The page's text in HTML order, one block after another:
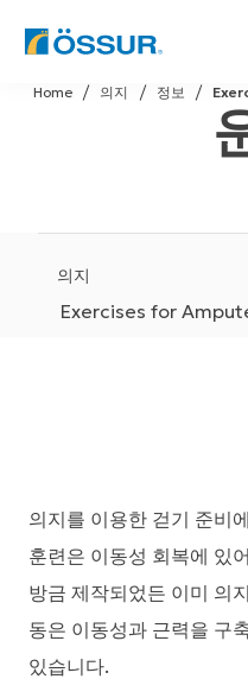
Skip
to
정보
의지
Home
의지
Exercises for
의지를 이용한 걷기 준비
훈련은 이동성 회복에 있
방금 제작되었든 이미 의
동은 이동성과 근력을 구
있습니다.